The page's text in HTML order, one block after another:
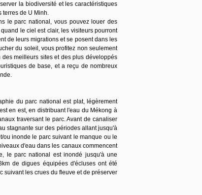
la biodiversité et les caractéristiques
terres de U Minh.
le parc national, vous pouvez louer des
le ciel est clair, les visiteurs pourront
de leurs migrations et se posent dans les
du soleil, vous profitez non seulement
meilleurs sites et des plus développés
de base, et a reçu de nombreux
du parc national est plat, légèrement
en est, en distribuant l'eau du Mékong à
traversant le parc. Avant de canaliser
stagnante sur des périodes allant jusqu'à
inonde le parc suivant le manque ou le
d'eau dans les canaux commencent
le parc national est inondé jusqu'à une
de digues équipées d'écluses ont été
suivant les crues du fleuve et de préserver